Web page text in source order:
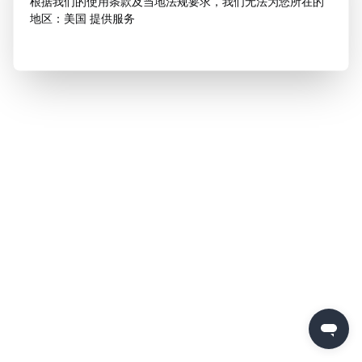
地区：美国 提供服务